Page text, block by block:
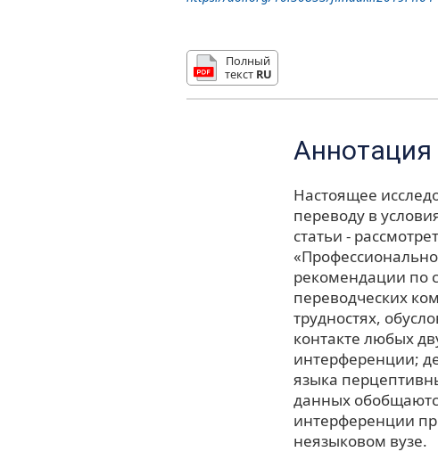
Полный
текст RU
Аннотация
Настоящее
переводу в
статьи -
рекомендации по
переводческих
трудностях,
контакте любых
интерференции;
языка
данных
интерференции
неязыковом вузе.